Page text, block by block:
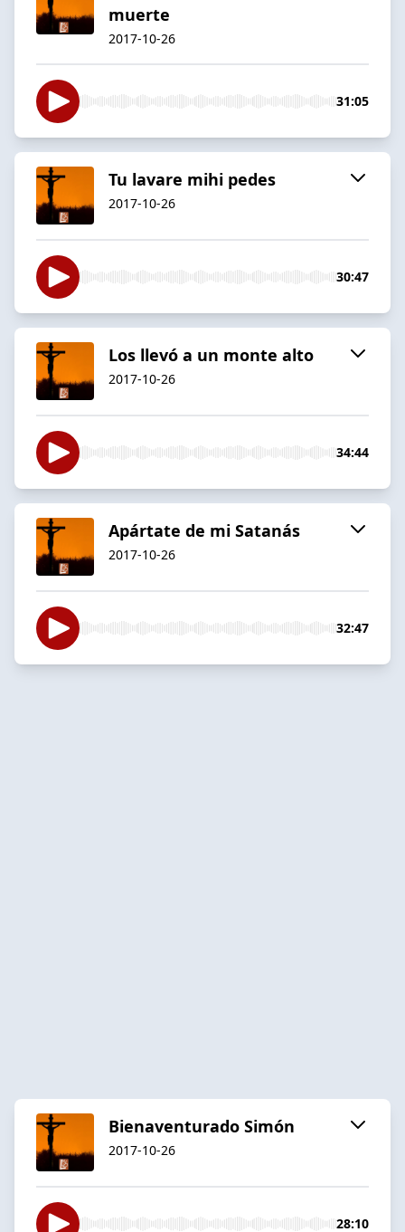
muerte
2017-10-26
31:05
Tu lavare mihi pedes
2017-10-26
30:47
Los llevó a un monte alto
2017-10-26
34:44
Apártate de mi Satanás
2017-10-26
32:47
Bienaventurado Simón
2017-10-26
28:10